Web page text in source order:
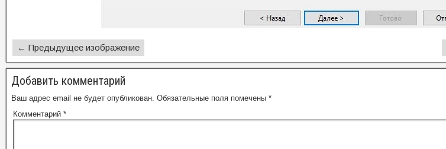
← Предыдущее изображение
Добавить комментарий
Ваш адрес email не будет опубликован. Обязательные поля помечены *
Комментарий *